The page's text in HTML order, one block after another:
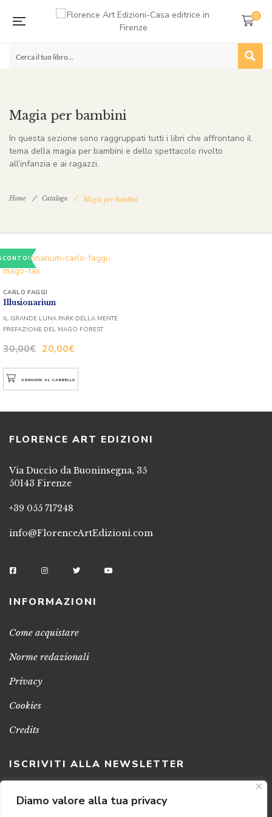
Diamo valore alla tua privacy
0
Magia per bambini
In questa sezione sono raggruppati tutti i libri che affrontano il
tema della magia per bambini e dello spettacolo rivolto
all’infanzia e ai ragazzi.
Home Catalogo Magia per bambini
Illusionarium
30,00€ 20,00€
CARLO FAGGI
IL GRANDE LUNA PARK DELLA MENTE
PREFAZIONE DEL MAGO FOREST
AGGIUNGI AL CARRELLO
FLORENCE ART EDIZIONI
Via Duccio da Buoninsegna, 35
50143 Firenze
+39 055 717248
info@FlorenceArtEdizioni.com
INFORMAZIONI
Come acquistare
Norme redazionali
Privacy
Cookies
Credits
ISCRIVITI ALLA NEWSLETTER
Clicca sul pulsante per ricevere le nostre ultime novità,
notizie e promozioni